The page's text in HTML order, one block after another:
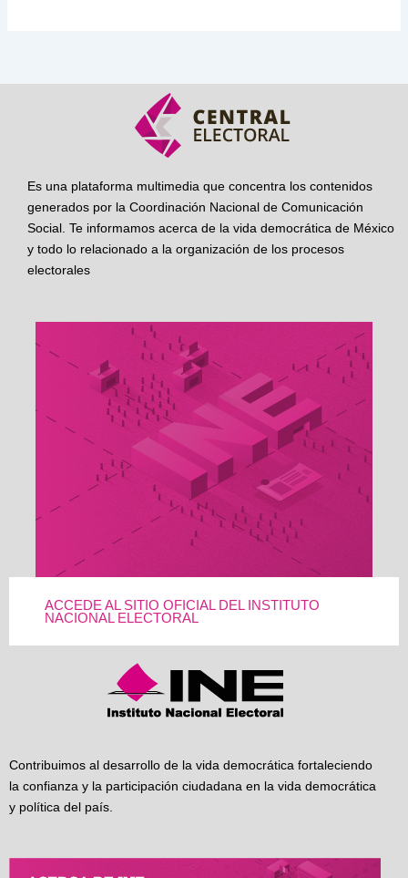
Es una plataforma multimedia que concentra los contenidos
generados por la Coordinación Nacional de Comunicación
Social. Te informamos acerca de la vida democrática de México
y todo lo relacionado a la organización de los procesos
electorales
ACCEDE AL SITIO OFICIAL DEL INSTITUTO
NACIONAL ELECTORAL
Contribuimos al desarrollo de la vida democrática fortaleciendo
la confianza y la participación ciudadana en la vida democrática
y política del país.